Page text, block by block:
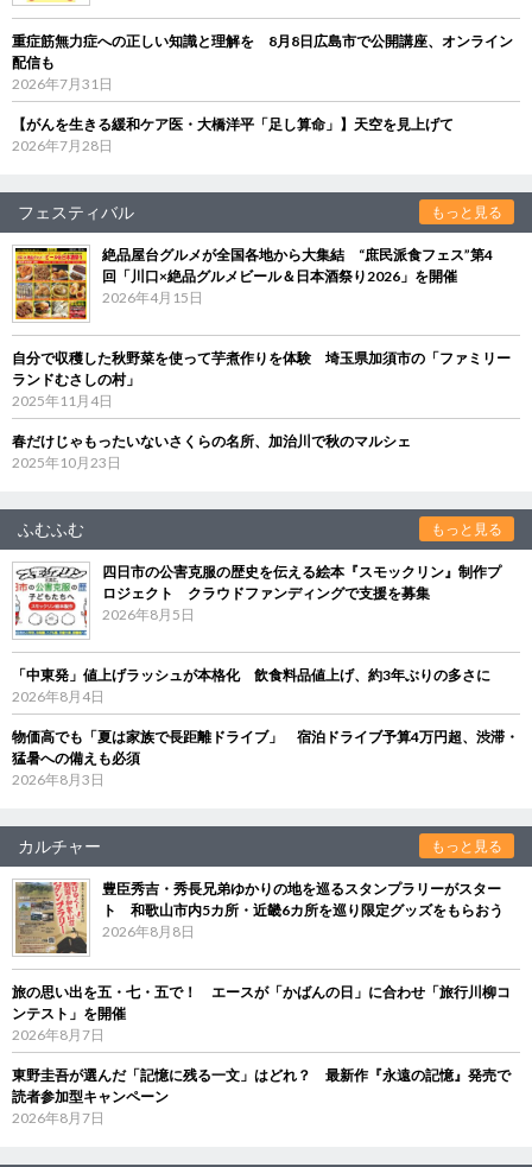
重症筋無力症への正しい知識と理解を 8月8日広島市で公開講座、オンライン
配信も
2026年7月31日
【がんを生きる緩和ケア医・大橋洋平「足し算命」】天空を見上げて
2026年7月28日
フェスティバル もっと見る
絶品屋台グルメが全国各地から大集結 “庶民派食フェス”第4
回「川口×絶品グルメビール＆日本酒祭り2026」を開催
2026年4月15日
自分で収穫した秋野菜を使って芋煮作りを体験 埼玉県加須市の「ファミリー
ランドむさしの村」
2025年11月4日
春だけじゃもったいないさくらの名所、加治川で秋のマルシェ
2025年10月23日
ふむふむ もっと見る
四日市の公害克服の歴史を伝える絵本『スモックリン』制作プ
ロジェクト クラウドファンディングで支援を募集
2026年8月5日
「中東発」値上げラッシュが本格化 飲食料品値上げ、約3年ぶりの多さに
2026年8月4日
物価高でも「夏は家族で長距離ドライブ」 宿泊ドライブ予算4万円超、渋滞・
猛暑への備えも必須
2026年8月3日
カルチャー もっと見る
豊臣秀吉・秀長兄弟ゆかりの地を巡るスタンプラリーがスター
ト 和歌山市内5カ所・近畿6カ所を巡り限定グッズをもらおう
2026年8月8日
旅の思い出を五・七・五で！ エースが「かばんの日」に合わせ「旅行川柳コ
ンテスト」を開催
2026年8月7日
東野圭吾が選んだ「記憶に残る一文」はどれ？ 最新作『永遠の記憶』発売で
読者参加型キャンペーン
2026年8月7日